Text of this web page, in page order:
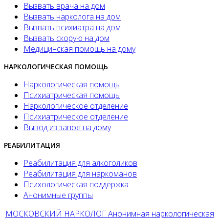
Вызвать врача на дом
Вызвать нарколога на дом
Вызвать психиатра на дом
Вызвать скорую на дом
Медицинская помощь на дому
НАРКОЛОГИЧЕСКАЯ ПОМОЩЬ
Наркологическая помощь
Психиатрическая помощь
Наркологическое отделение
Психиатрическое отделение
Вывод из запоя на дому
РЕАБИЛИТАЦИЯ
Реабилитация для алкоголиков
Реабилитация для наркоманов
Психологическая поддержка
Анонимные группы
МОСКОВСКИЙ НАРКОЛОГ Анонимная наркологическая